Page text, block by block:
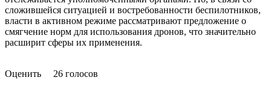
сложившейся ситуацией и востребованности беспилотников,
власти в активном режиме рассматривают предложение о
смягчение норм для использования дронов, что значительно
расширит сферы их применения.
Оценить 26 голосов